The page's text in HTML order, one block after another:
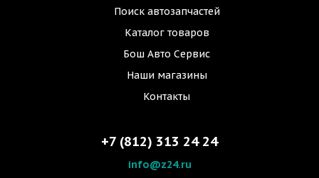
Поиск автозапчастей
Каталог товаров
Бош Авто Сервис
Наши магазины
Контакты
+7 (812) 313 24 24
info@z24.ru